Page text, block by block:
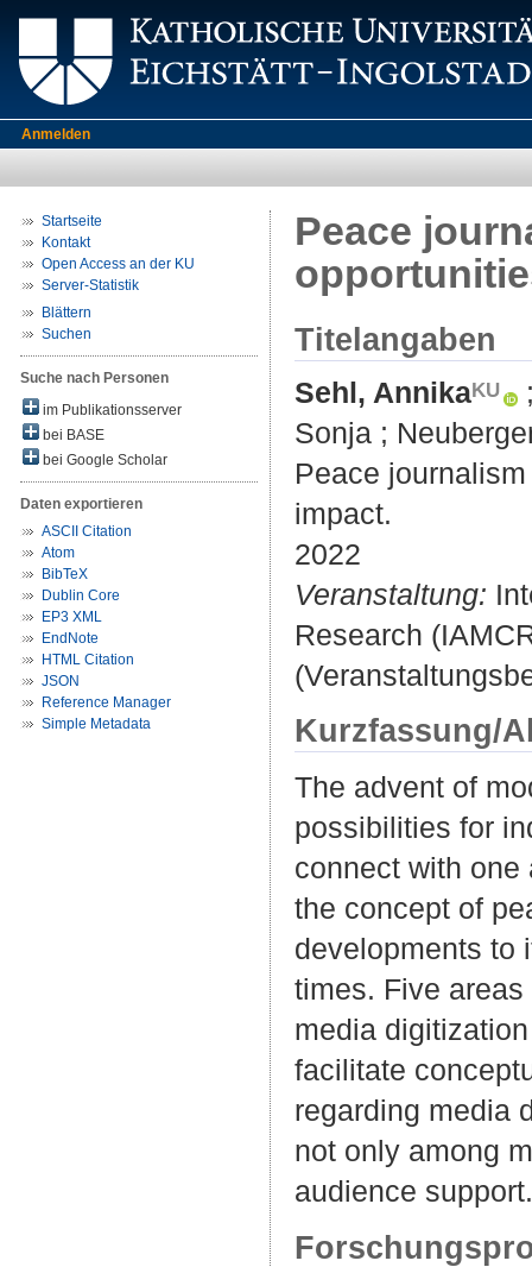
Anmelden
Startseite
Kontakt
Open Access an der KU
Server-Statistik
Blättern
Suchen
Suche nach Personen
im Publikationsserver
bei BASE
bei Google Scholar
Daten exportieren
ASCII Citation
Atom
BibTeX
Dublin Core
EP3 XML
EndNote
HTML Citation
JSON
Reference Manager
Simple Metadata
Peace
Titelangaben
Sehl, Annika
Sonja ;
Peace
impact.
2022
Veranstaltung:
Research
Kurzfassung/
The advent of
possibilities for
connect with one
the concept of
developments to
times. Five
media
facilitate
regarding media
not only among
audience support.